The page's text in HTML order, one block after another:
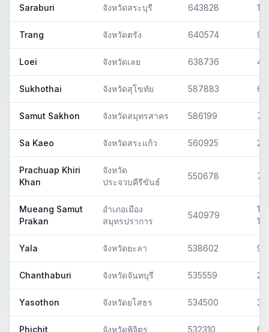
Saraburi จังหวัดสระบุรี 643828 18
Trang จังหวัดตรัง 640574 92
Loei จังหวัดเลย 638736 42
Sukhothai จังหวัดสุโขทัย 587883 64
Samut Sakhon จังหวัดสมุทรสาคร 586199 74
Sa Kaeo จังหวัดสระแก้ว 560925 27
Prachuap Khiri
Khan
จังหวัด
ประจวบคีรีขันธ์
550678 77
Mueang Samut
Prakan
อำเภอเมือง
สมุทรปราการ
540979
Yala จังหวัดยะลา 538602 95
Chanthaburi จังหวัดจันทบุรี 535559 22
Yasothon จังหวัดยโสธร 534500 35
Phichit จังหวัดพิจิตร 532310 66